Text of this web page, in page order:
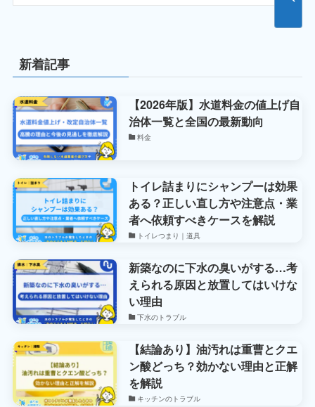
新着記事
【2026年版】水道料金の値上げ自
治体一覧と全国の最新動向
料金
トイレ詰まりにシャンプーは効果
ある？正しい直し方や注意点・業
者へ依頼すべきケースを解説
トイレつまり｜道具
新築なのに下水の臭いがする…考
えられる原因と放置してはいけな
い理由
下水のトラブル
【結論あり】油汚れは重曹とクエ
ン酸どっち？効かない理由と正解
を解説
キッチンのトラブル